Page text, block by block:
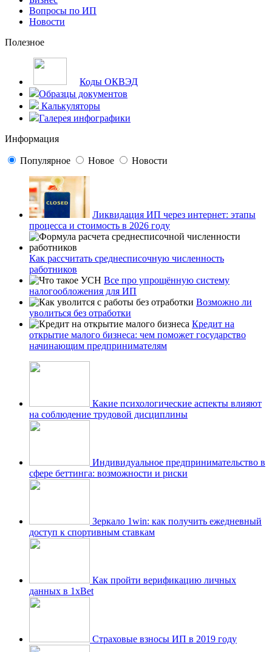
Вопросы по ИП
Новости
Полезное
Коды ОКВЭД
Образцы документов
Калькуляторы
Галерея инфографики
Информация
Популярное Новое Новости
Ликвидация ИП через интернет: этапы
процесса и стоимость в 2026 году
Как рассчитать среднесписочную численность
работников
Все про упрощённую систему
налогообложения для ИП
Возможно ли
уволиться без отработки
Кредит на
открытие малого бизнеса: чем поможет государство
начинающим предпринимателям
Какие психологические аспекты влияют
на соблюдение трудовой дисциплины
Индивидуальное предпринимательство в
сфере беттинга: возможности и риски
Зеркало 1win: как получить ежедневный
доступ к спортивным ставкам
Как пройти верификацию личных
данных в 1xBet
Страховые взносы ИП в 2019 году